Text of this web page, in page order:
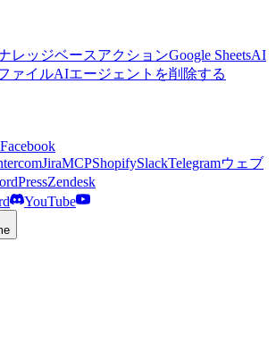
レッジベースアクションGoogle SheetsAI
ァイルAIエージェントを削除する
Facebook
JiraMCPShopifySlackTelegramウェブ
Zendesk
YouTube